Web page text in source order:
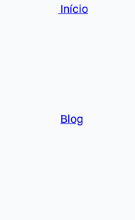
Início
Blog